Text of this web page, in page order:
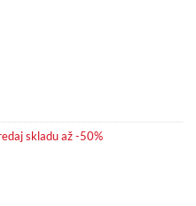
skladu až -50%